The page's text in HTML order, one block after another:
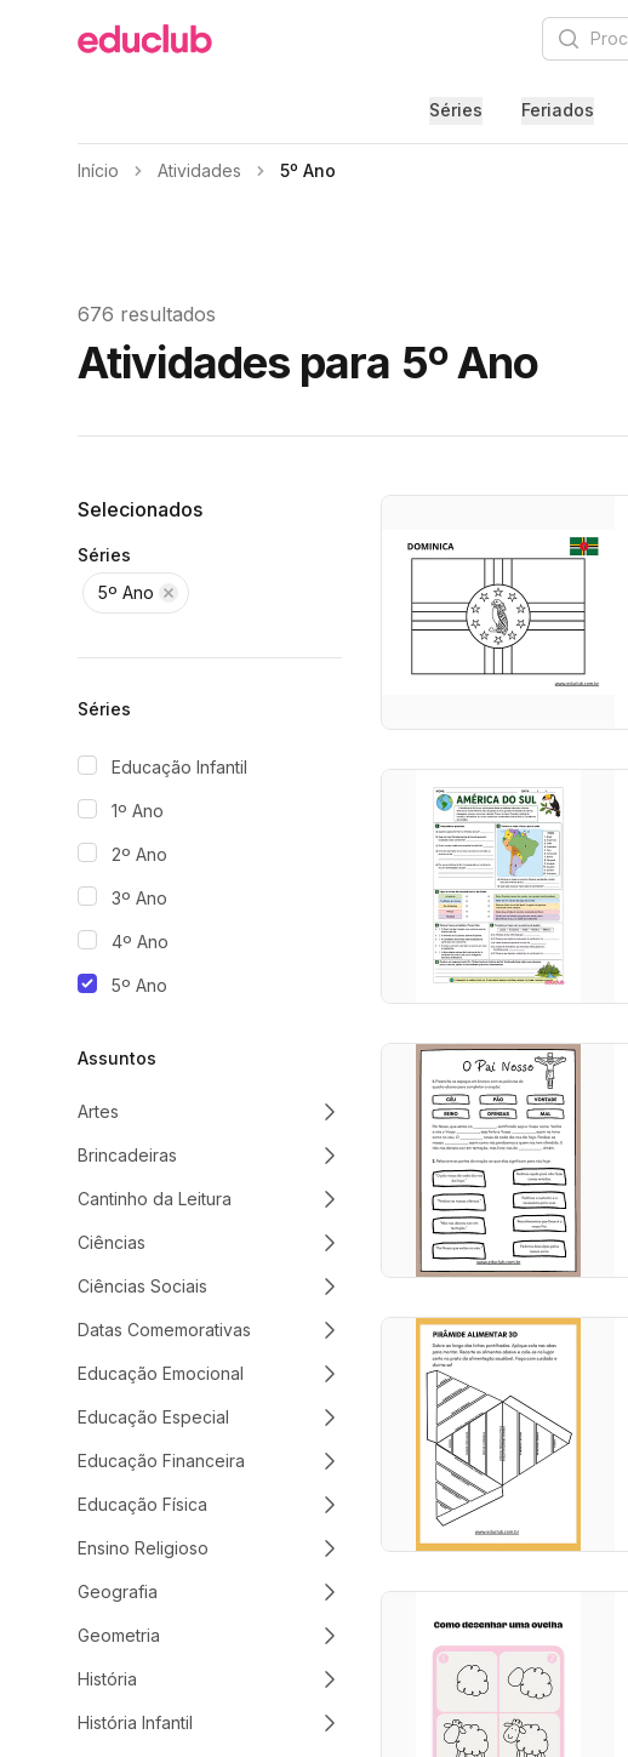
Educlub Procurar
Séries Feriados
Início Atividades 5º Ano
676 resultados
Atividades para 5º Ano
Filtros
Selecionados
Séries
5º Ano
Séries
Educação Infantil
1º Ano
2º Ano
3º Ano
4º Ano
5º Ano
Assuntos
Artes
Brincadeiras
Cantinho da Leitura
Ciências
Ciências Sociais
Datas Comemorativas
Educação Emocional
Educação Especial
Educação Financeira
Educação Física
Ensino Religioso
Geografia
Geometria
História
História Infantil